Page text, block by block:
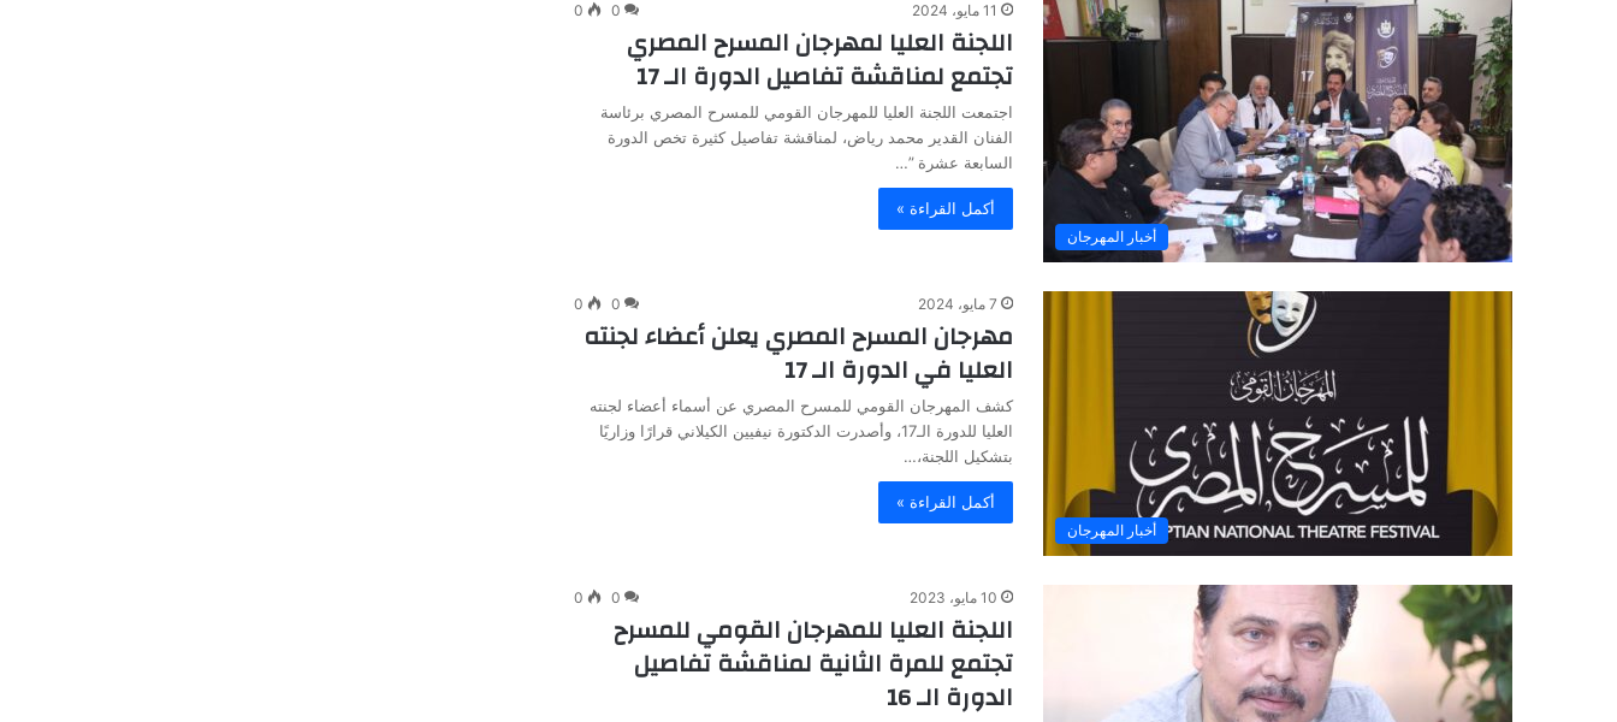
أخبار المهرجان
11 مايو، 2024 0
0
اللجنة العليا لمهرجان المسرح المصري
تجتمع لمناقشة تفاصيل الدورة الـ 17
اجتمعت اللجنة العليا للمهرجان القومي للمسرح المصري برئاسة
الفنان القدير محمد رياض، لمناقشة تفاصيل كثيرة تخص الدورة
السابعة عشرة ”…
أكمل القراءة »
أخبار المهرجان
7 مايو، 2024 0
0
مهرجان المسرح المصري يعلن أعضاء لجنته
العليا في الدورة الـ 17
كشف المهرجان القومي للمسرح المصري عن أسماء أعضاء لجنته
العليا للدورة الـ17، وأصدرت الدكتورة نيفيين الكيلاني قرارًا وزاريًا
بتشكيل اللجنة،…
أكمل القراءة »
10 مايو، 2023 0
0
اللجنة العليا للمهرجان القومي للمسرح
تجتمع للمرة الثانية لمناقشة تفاصيل
الدورة الـ 16